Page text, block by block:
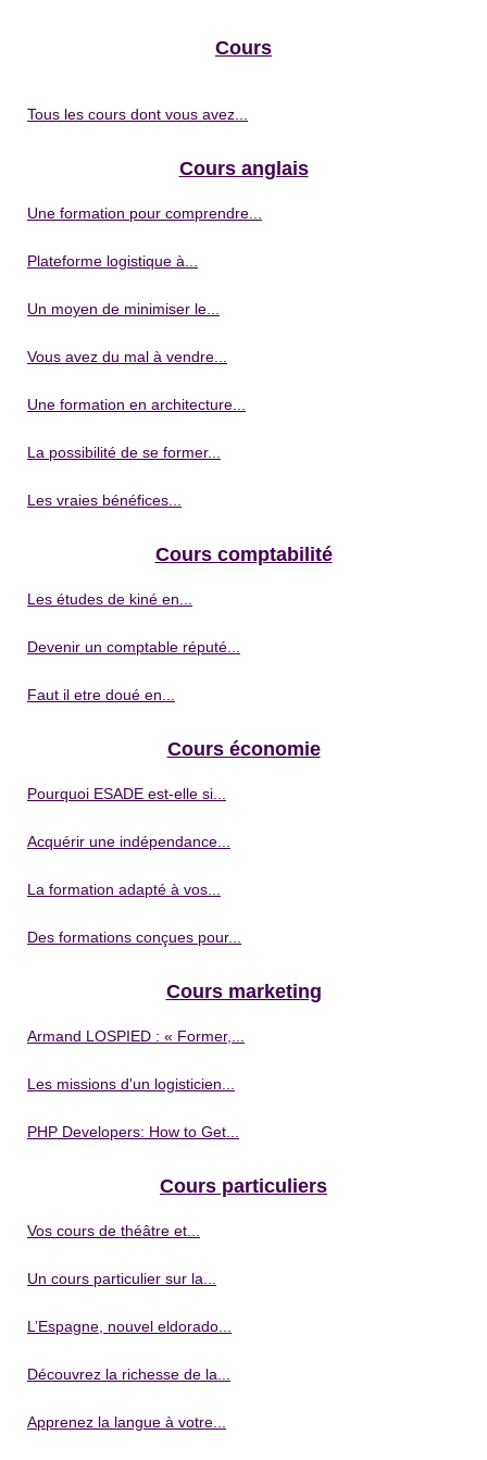
Cours
Tous les cours dont vous avez...
Cours anglais
Une formation pour comprendre...
Plateforme logistique à...
Un moyen de minimiser le...
Vous avez du mal à vendre...
Une formation en architecture...
La possibilité de se former...
Les vraies bénéfices...
Cours comptabilité
Les études de kiné en...
Devenir un comptable réputé...
Faut il etre doué en...
Cours économie
Pourquoi ESADE est-elle si...
Acquérir une indépendance...
La formation adapté à vos...
Des formations conçues pour...
Cours marketing
Armand LOSPIED : « Former,...
Les missions d'un logisticien...
PHP Developers: How to Get...
Cours particuliers
Vos cours de théâtre et...
Un cours particulier sur la...
L’Espagne, nouvel eldorado...
Découvrez la richesse de la...
Apprenez la langue à votre...